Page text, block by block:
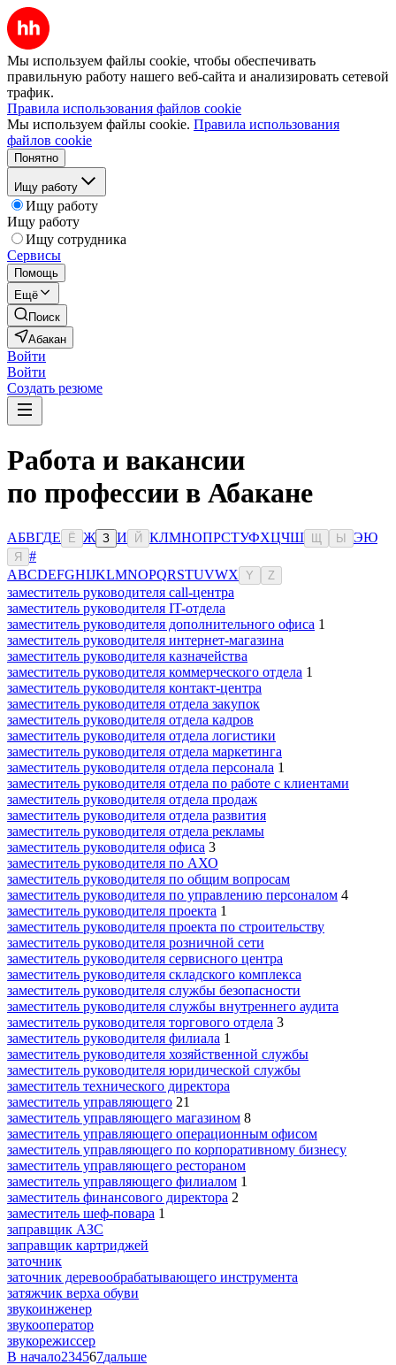
Мы используем файлы cookie, чтобы обеспечивать
правильную работу нашего веб-сайта и анализировать сетевой
трафик.
Правила использования файлов cookie
Мы используем файлы cookie. Правила использования
файлов cookie
Понятно
Ищу работу
Ищу работу
Ищу работу
Ищу сотрудника
Сервисы
Помощь
Ещё
Поиск
Абакан
Войти
Войти
Создать резюме
Работа и вакансии
по профессии в Абакане
АБВГДЕ Ё Ж З И Й КЛМНОПРСТУФХЦЧШ Ы ЭЮ
Я
#
ABCDEFGHIJKLMNOPQRSTUVWX Y Z
заместитель руководителя call-центра
заместитель руководителя IT-отдела
заместитель руководителя дополнительного офиса 1
заместитель руководителя интернет-магазина
заместитель руководителя казначейства
заместитель руководителя коммерческого отдела 1
заместитель руководителя контакт-центра
заместитель руководителя отдела закупок
заместитель руководителя отдела кадров
заместитель руководителя отдела логистики
заместитель руководителя отдела маркетинга
заместитель руководителя отдела персонала 1
заместитель руководителя отдела по работе с клиентами
заместитель руководителя отдела продаж
заместитель руководителя отдела развития
заместитель руководителя отдела рекламы
заместитель руководителя офиса 3
заместитель руководителя по АХО
заместитель руководителя по общим вопросам
заместитель руководителя по управлению персоналом 4
заместитель руководителя проекта 1
заместитель руководителя проекта по строительству
заместитель руководителя розничной сети
заместитель руководителя сервисного центра
заместитель руководителя складского комплекса
заместитель руководителя службы безопасности
заместитель руководителя службы внутреннего аудита
заместитель руководителя торгового отдела 3
заместитель руководителя филиала 1
заместитель руководителя хозяйственной службы
заместитель руководителя юридической службы
заместитель технического директора
заместитель управляющего 21
заместитель управляющего магазином 8
заместитель управляющего операционным офисом
заместитель управляющего по корпоративному бизнесу
заместитель управляющего рестораном
заместитель управляющего филиалом 1
заместитель финансового директора 2
заместитель шеф-повара 1
заправщик АЗС
заправщик картриджей
заточник
заточник деревообрабатывающего инструмента
затяжчик верха обуви
звукоинженер
звукооператор
звукорежиссер
В начало234567дальше